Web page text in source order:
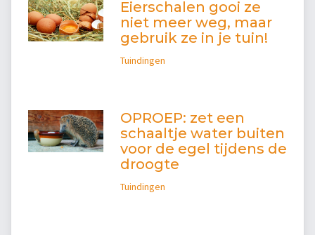
Eierschalen gooi ze
niet meer weg, maar
gebruik ze in je tuin!
Tuindingen
OPROEP: zet een
schaaltje water buiten
voor de egel tijdens de
droogte
Tuindingen